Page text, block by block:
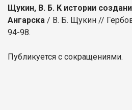
Щукин, В. Б. К истории
Ангарска / В. Б. Щукин //
94-98.
Публикуется с сокращениями.